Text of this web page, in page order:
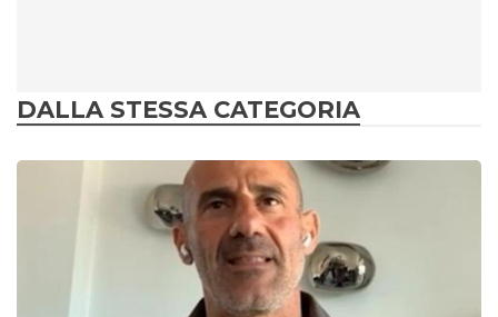
DALLA STESSA CATEGORIA